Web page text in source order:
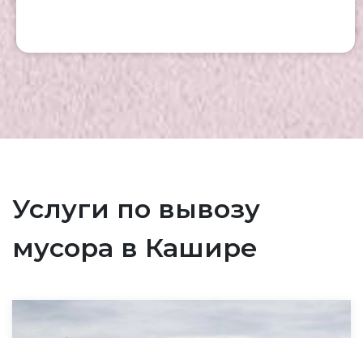
Услуги по вывозу
мусора в Кашире